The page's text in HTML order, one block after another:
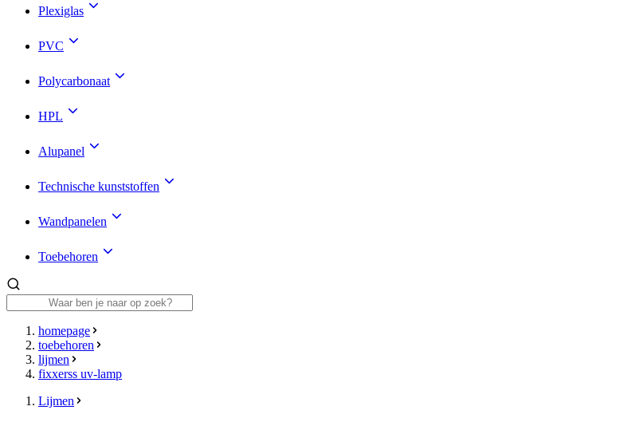
Plexiglas
PVC
Polycarbonaat
HPL
Alupanel
Technische kunststoffen
Wandpanelen
Toebehoren
homepage
toebehoren
lijmen
fixxerss uv-lamp
Lijmen